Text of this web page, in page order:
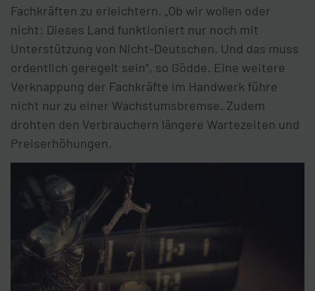
Fachkräften zu erleichtern. „Ob wir wollen oder
nicht: Dieses Land funktioniert nur noch mit
Unterstützung von Nicht-Deutschen. Und das muss
ordentlich geregelt sein“, so Gödde. Eine weitere
Verknappung der Fachkräfte im Handwerk führe
nicht nur zu einer Wachstumsbremse. Zudem
drohten den Verbrauchern längere Wartezeiten und
Preiserhöhungen.